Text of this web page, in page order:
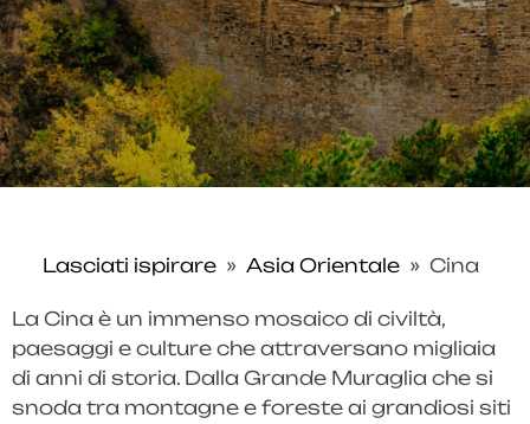
Lasciati ispirare » Asia Orientale » Cina
La Cina è un immenso mosaico di civiltà,
paesaggi e culture che attraversano migliaia
di anni di storia. Dalla Grande Muraglia che si
snoda tra montagne e foreste ai grandiosi siti